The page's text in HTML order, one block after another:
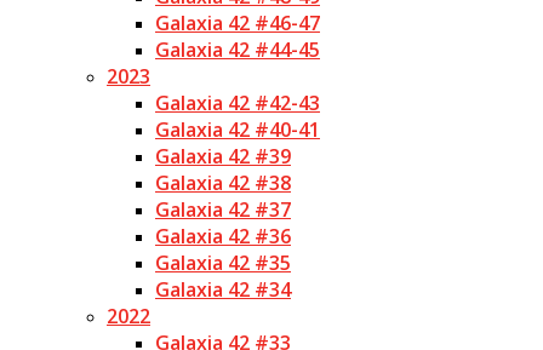
Galaxia 42 #46-47
Galaxia 42 #44-45
2023
Galaxia 42 #42-43
Galaxia 42 #40-41
Galaxia 42 #39
Galaxia 42 #38
Galaxia 42 #37
Galaxia 42 #36
Galaxia 42 #35
Galaxia 42 #34
2022
Galaxia 42 #33